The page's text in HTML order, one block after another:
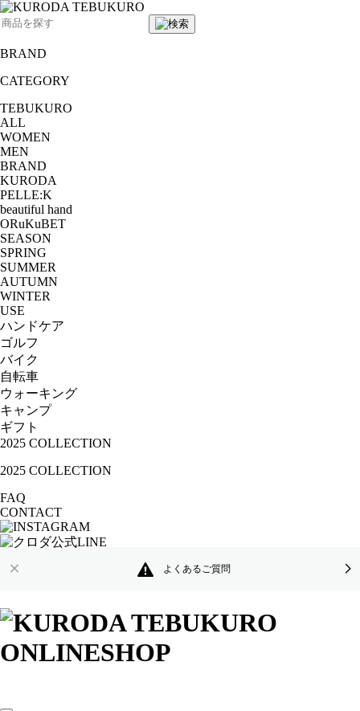
BRAND
CATEGORY
TEBUKURO
ALL
WOMEN
MEN
BRAND
KURODA
PELLE:K
beautiful hand
ORuKuBET
SEASON
SPRING
SUMMER
AUTUMN
WINTER
USE
ハンドケア
ゴルフ
バイク
自転車
ウォーキング
キャンプ
ギフト
2025 COLLECTION
2025 COLLECTION
FAQ
CONTACT
よくあるご質問